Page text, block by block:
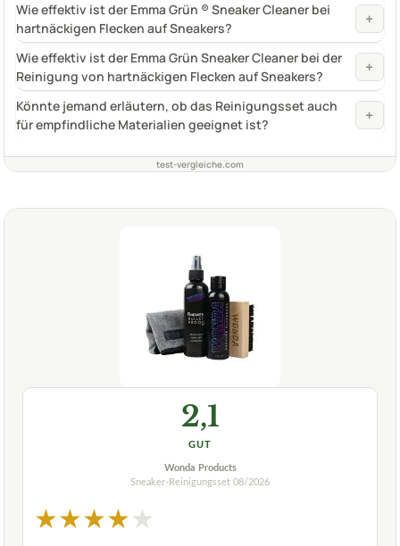
Wie effektiv ist der Emma Grün ® Sneaker Cleaner bei
hartnäckigen Flecken auf Sneakers?
+
Wie effektiv ist der Emma Grün Sneaker Cleaner bei der
Reinigung von hartnäckigen Flecken auf Sneakers?
+
Könnte jemand erläutern, ob das Reinigungsset auch
für empfindliche Materialien geeignet ist?
+
test-vergleiche.com
2,1
GUT
Wonda Products
Sneaker-Reinigungsset 08/2026
★★★★★